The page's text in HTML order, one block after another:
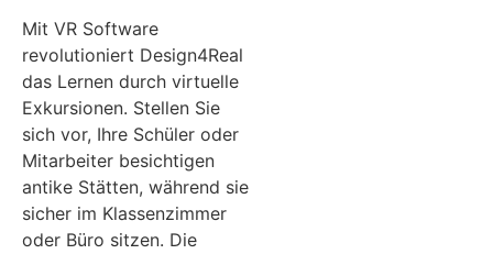
Mit VR Software
revolutioniert Design4Real
das Lernen durch virtuelle
Exkursionen. Stellen Sie
sich vor, Ihre Schüler oder
Mitarbeiter besichtigen
antike Stätten, während sie
sicher im Klassenzimmer
oder Büro sitzen. Die